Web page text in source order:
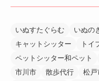
いぬすたぐらむ いぬの
キャットシッター
トイ
ペットシッター和ペット
市川市
散歩代行 松戸